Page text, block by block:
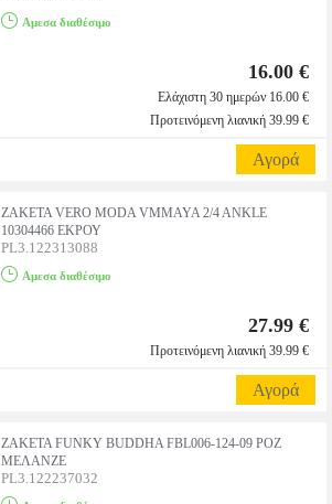
Αμεσα διαθέσιμο
16.00 €
Ελάχιστη 30 ημερών 16.00 €
Προτεινόμενη λιανική 39.99 €
Αγορά
ΖΑΚΕΤΑ VERO MODA VMMAYA 2/4 ANKLE
10304466 ΕΚΡΟΥ
PL3.122313088
Αμεσα διαθέσιμο
27.99 €
Προτεινόμενη λιανική 39.99 €
Αγορά
ΖΑΚΕΤΑ FUNKY BUDDHA FBL006-124-09 ΡΟΖ
ΜΕΛΑΝΖΕ
PL3.122237032